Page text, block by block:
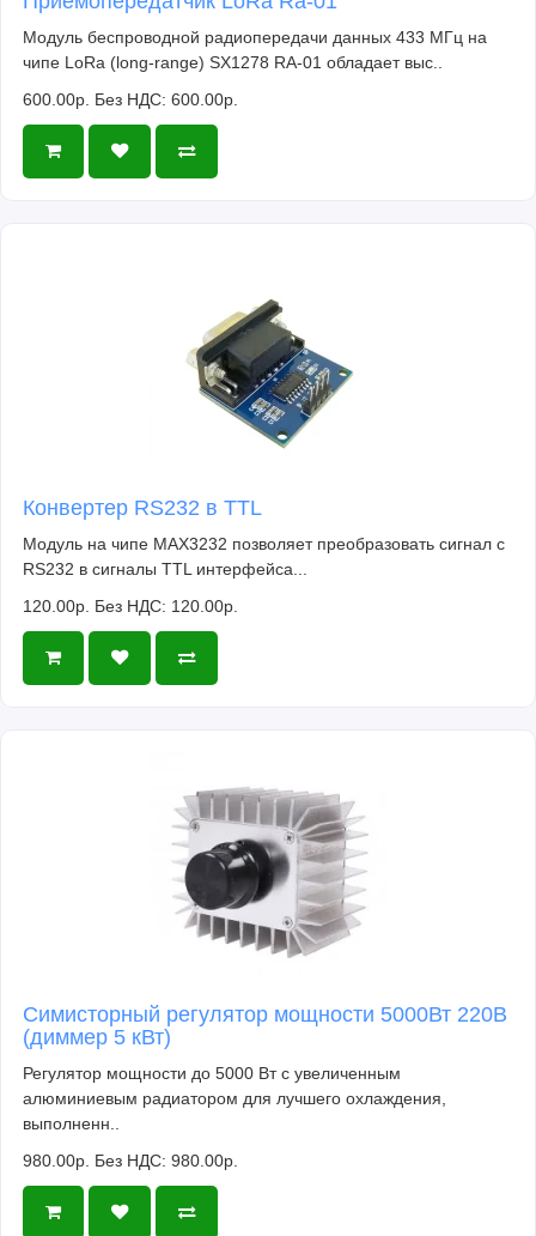
Модуль беспроводной радиопередачи данных 433 МГц на
чипе LoRa (long-range) SX1278 RA-01 обладает выс..
600.00р. Без НДС: 600.00р.
Конвертер RS232 в TTL
Модуль на чипе MAX3232 позволяет преобразовать сигнал с
RS232 в сигналы TTL интерфейса...
120.00р. Без НДС: 120.00р.
Симисторный регулятор мощности 5000Вт 220В
(диммер 5 кВт)
Регулятор мощности до 5000 Вт с увеличенным
алюминиевым радиатором для лучшего охлаждения,
выполненн..
980.00р. Без НДС: 980.00р.